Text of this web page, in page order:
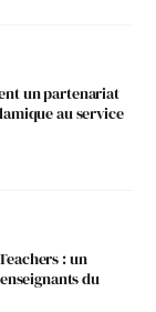
un partenariat
au service
: un
du